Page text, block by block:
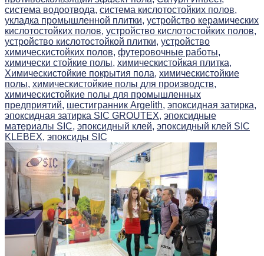
система водоотвода, система кислотостойких полов,
укладка промышленной плитки, устройство керамических
кислотостойких полов, устройство кислотостойких полов,
устройство кислотостойкой плитки, устройство
химическистойких полов, футеровочные работы,
химически стойкие полы, химическистойкая плитка,
Химическистойкие покрытия пола, химическистойкие
полы, химическистойкие полы для производств,
химическистойкие полы для промышленных
предприятий, шестигранник Argelith, эпоксидная затирка,
эпоксидная затирка SIC GROUTEX, эпоксидные
материалы SIC, эпоксидный клей, эпоксидный клей SIC
KLEBEX, эпоксиды SIC